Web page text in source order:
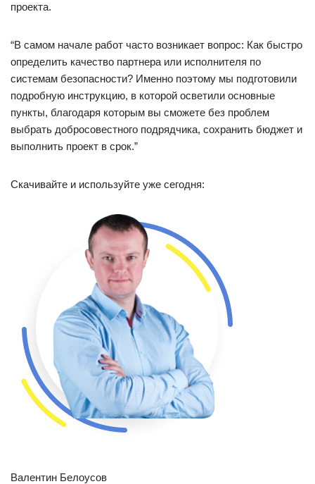
проекта.
“В самом начале работ часто возникает вопрос: Как быстро
определить качество партнера или исполнителя по
системам безопасности? Именно поэтому мы подготовили
подробную инструкцию, в которой осветили основные
пункты, благодаря которым вы сможете без проблем
выбрать добросовестного подрядчика, сохранить бюджет и
выполнить проект в срок.”
Скачивайте и используйте уже сегодня:
Валентин Белоусов